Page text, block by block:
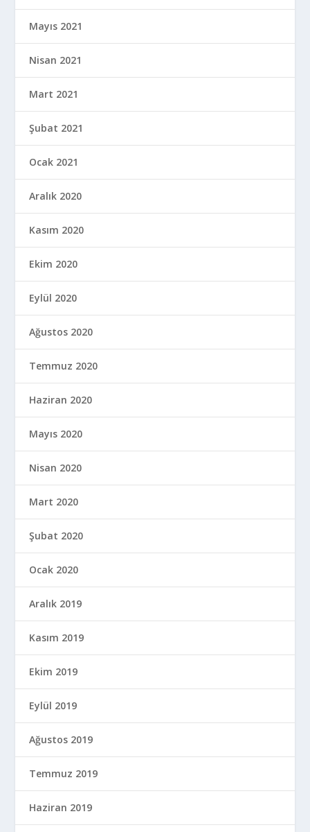
Mayıs 2021
Nisan 2021
Mart 2021
Şubat 2021
Ocak 2021
Aralık 2020
Kasım 2020
Ekim 2020
Eylül 2020
Ağustos 2020
Temmuz 2020
Haziran 2020
Mayıs 2020
Nisan 2020
Mart 2020
Şubat 2020
Ocak 2020
Aralık 2019
Kasım 2019
Ekim 2019
Eylül 2019
Ağustos 2019
Temmuz 2019
Haziran 2019